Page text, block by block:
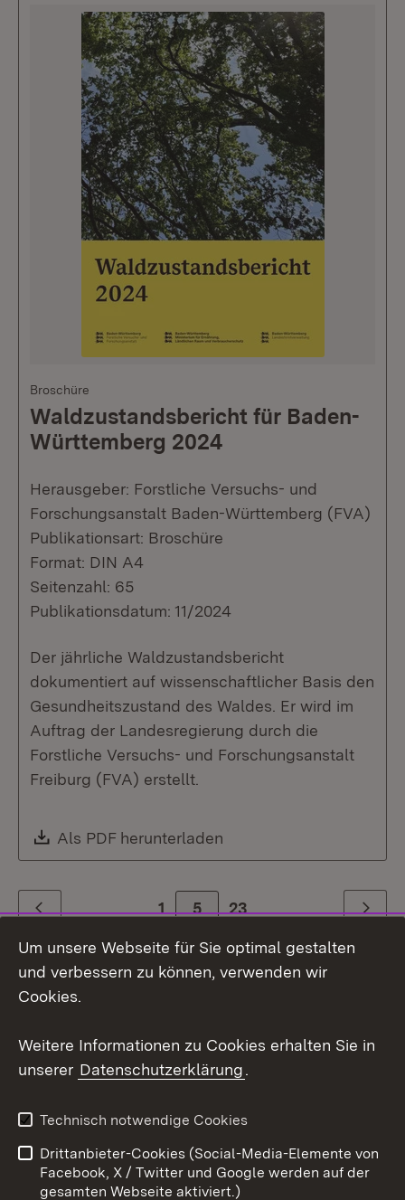
Broschüre
Waldzustandsbericht für Baden-
Württemberg 2024
Herausgeber: Forstliche Versuchs- und
Forschungsanstalt Baden-Württemberg (FVA)
Publikationsart: Broschüre
Format: DIN A4
Seitenzahl: 65
Publikationsdatum: 11/2024
Der jährliche Waldzustandsbericht
dokumentiert auf wissenschaftlicher Basis den
Gesundheitszustand des Waldes. Er wird im
Auftrag der Landesregierung durch die
Forstliche Versuchs- und Forschungsanstalt
Freiburg (FVA) erstellt.
Download:
Als PDF herunterladen
Zurück 1 Zur Seite
5 23 Weiter
Themenübersicht
Social Media
Um unsere Webseite für Sie optimal gestalten
und verbessern zu können, verwenden wir
Cookies.
Weitere Informationen zu Cookies erhalten Sie in
unserer Datenschutzerklärung.
Technisch notwendige Cookies
Drittanbieter-Cookies (Social-Media-Elemente von
Facebook, X / Twitter und Google werden auf der
gesamten Webseite aktiviert.)